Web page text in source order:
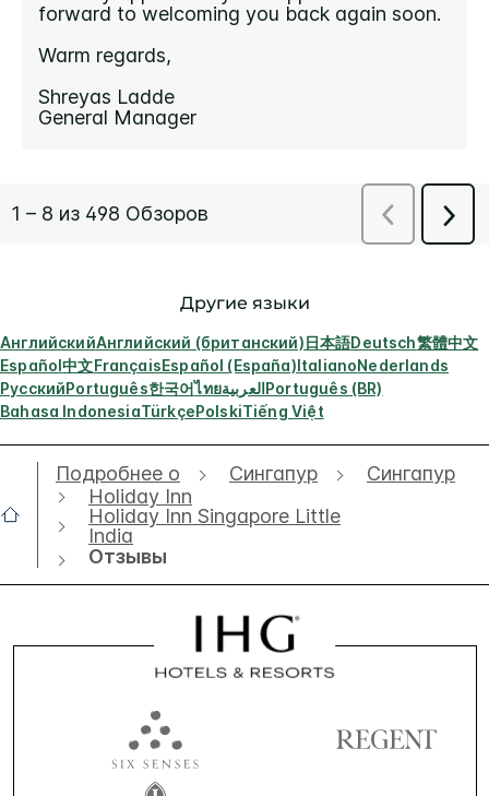
Другие языки
АнглийскийАнглийский (британский)日本語Deutsch繁體中文
Español中文FrançaisEspañol (España)ItalianoNederlands
РусскийPortuguês한국어ไทยالعربيةPortuguês (BR)
Bahasa IndonesiaTürkçePolskiTiếng Việt
Подробнее о Сингапур
Сингапур
Holiday Inn
Holiday Inn Singapore Little
India
Отзывы